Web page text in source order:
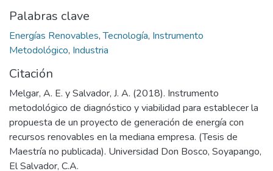
Palabras clave
Energías Renovables,Tecnología, Instrumento
Metodológico, Industria
Citación
Melgar, A. E. y Salvador, J. A. (2018). Instrumento
metodológico de diagnóstico y viabilidad para establecer la
propuesta de un proyecto de generación de energía con
recursos renovables en la mediana empresa. (Tesis de
Maestría no publicada). Universidad Don Bosco, Soyapango,
El Salvador, C.A.